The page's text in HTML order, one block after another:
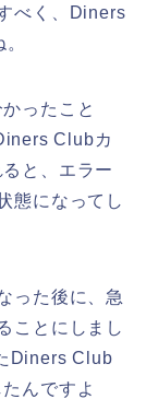
べく、Diners
ったこと
Clubカ
と、エラー
態になってし
った後に、急
ことにしまし
Diners Club
んですよ